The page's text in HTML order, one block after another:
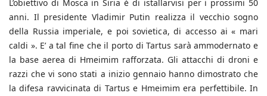
L’obiettivo di Mosca in Siria è di istallarvisi per i prossimi 50
anni. Il presidente Vladimir Putin realizza il vecchio sogno
della Russia imperiale, e poi sovietica, di accesso ai « mari
caldi ». E’ a tal fine che il porto di Tartus sarà ammodernato e
la base aerea di Hmeimim rafforzata. Gli attacchi di droni e
razzi che vi sono stati a inizio gennaio hanno dimostrato che
la difesa ravvicinata di Tartus e Hmeimim era perfettibile. In